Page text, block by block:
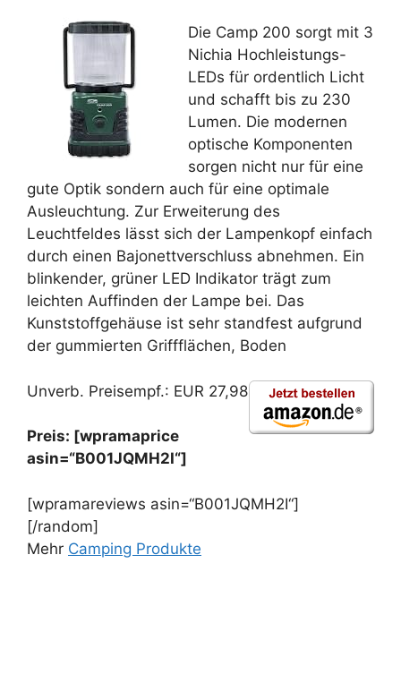
Die Camp 200 sorgt mit 3
Nichia Hochleistungs-
LEDs für ordentlich Licht
und schafft bis zu 230
Lumen. Die modernen
optische Komponenten
sorgen nicht nur für eine
gute Optik sondern auch für eine optimale
Ausleuchtung. Zur Erweiterung des
Leuchtfeldes lässt sich der Lampenkopf einfach
durch einen Bajonettverschluss abnehmen. Ein
blinkender, grüner LED Indikator trägt zum
leichten Auffinden der Lampe bei. Das
Kunststoffgehäuse ist sehr standfest aufgrund
der gummierten Griffflächen, Boden
Unverb. Preisempf.: EUR 27,98
Preis: [wpramaprice
asin=“B001JQMH2I“]
[wpramareviews asin=“B001JQMH2I“]
[/random]
Mehr Camping Produkte